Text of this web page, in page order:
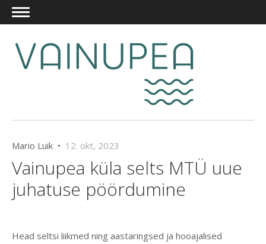
Mario Luik • 12. okt, 2023
Vainupea küla selts MTÜ uue
juhatuse pöördumine
Head seltsi liikmed ning aastaringsed ja hooajalised